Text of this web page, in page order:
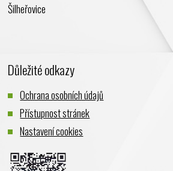
Listopad 2023
Srpen 2023
Červen 2023
Květen 2023
Duben 2023
Březen 2023
Šilheřovice
Důležité odkazy
Ochrana osobních údajů
Přístupnost stránek
Nastavení cookies